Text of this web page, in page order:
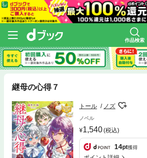
作品検索
継母の心得７
トール ノズ
ノベル
1,540(税込)
14pt獲得